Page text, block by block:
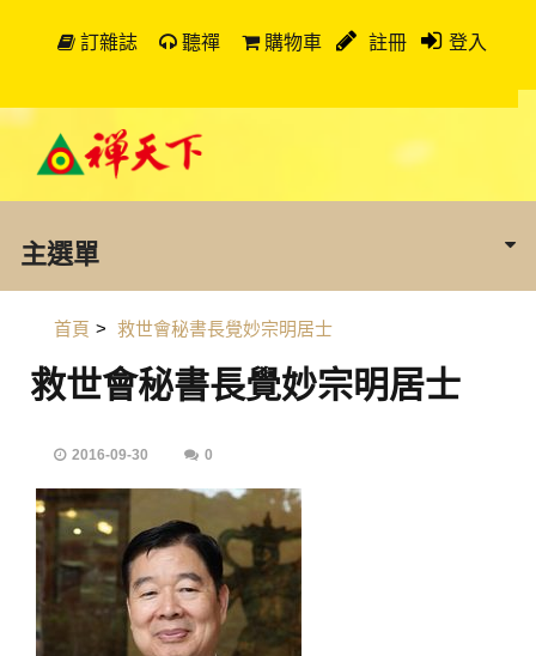
訂雜誌 聽禪 購物車 註冊 登入
主選單
首頁 > 救世會秘書長覺妙宗明居士
救世會秘書長覺妙宗明居士
2016-09-30 0